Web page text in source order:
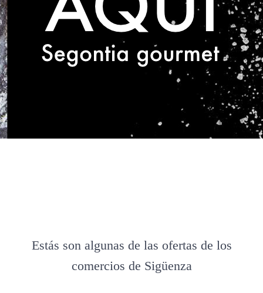
Estás son algunas de las ofertas de los
comercios de Sigüenza